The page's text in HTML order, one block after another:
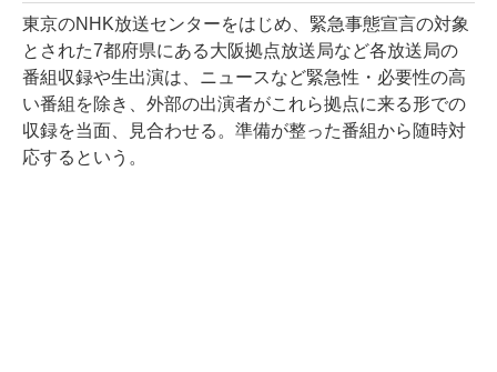
東京のNHK放送センターをはじめ、緊急事態宣言の対象
とされた7都府県にある大阪拠点放送局など各放送局の
番組収録や生出演は、ニュースなど緊急性・必要性の高
い番組を除き、外部の出演者がこれら拠点に来る形での
収録を当面、見合わせる。準備が整った番組から随時対
応するという。